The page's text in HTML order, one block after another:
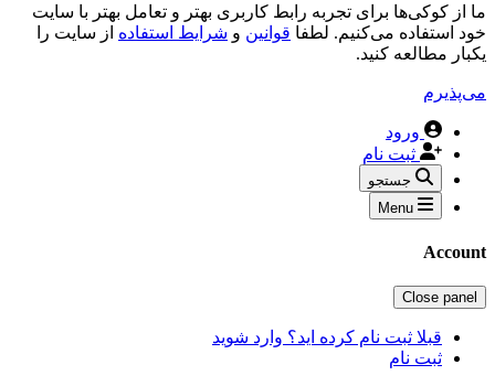
ما از کوکی‌ها برای تجربه رابط کاربری بهتر و تعامل بهتر با سایت
خود استفاده می‌کنیم. لطفا قوانین و شرایط استفاده از سایت را
یکبار مطالعه کنید.
می‌پذیرم
ورود
ثبت نام
جستجو
Menu
Account
Close panel
قبلا ثبت نام کرده اید؟ وارد شوید
ثبت نام